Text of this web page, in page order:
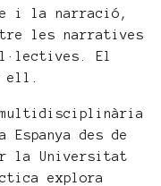
i la narració,
les narratives
El
ell.
Espanya des de
la Universitat
explora